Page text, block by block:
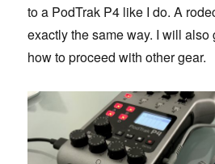
to a PodTrak P4 like I do. A
exactly the same way. I will
how to proceed with other gear.